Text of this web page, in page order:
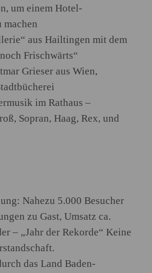
um einem Hotel-
machen
aus Hailtingen mit dem
Frischwärts“
Grieser aus Wien,
im Rathaus –
Sopran, Haag, Rex, und
Nahezu 5.000 Besucher
zu Gast, Umsatz ca.
– „Jahr der Rekorde“ Keine
das Land Baden-